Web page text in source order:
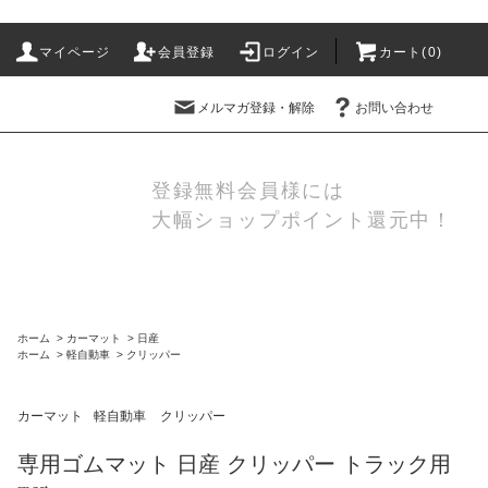
マイページ 会員登録 ログイン カート(0)
メルマガ登録・解除 お問い合わせ
登録無料会員様には
大幅ショップポイント還元中！
ホーム > カーマット > 日産
ホーム
> 軽自動車 > クリッパー
カーマット 軽自動車 クリッパー
専用ゴムマット 日産 クリッパー トラック用